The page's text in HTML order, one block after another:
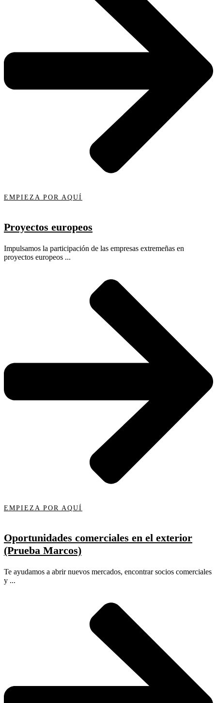
EMPIEZA POR AQUÍ
Proyectos europeos
Impulsamos la participación de las empresas extremeñas en
proyectos europeos ...
EMPIEZA POR AQUÍ
Oportunidades comerciales en el exterior
(Prueba Marcos)
Te ayudamos a abrir nuevos mercados, encontrar socios comerciales
y ...